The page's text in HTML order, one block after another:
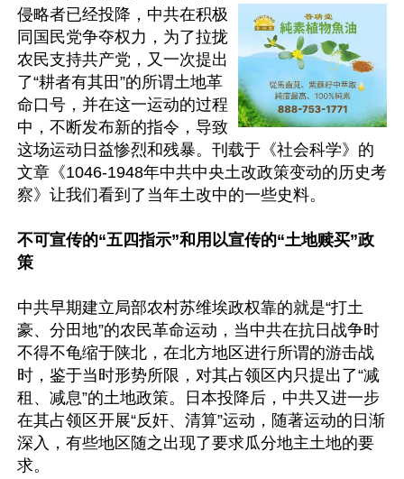
侵略者已经投降，中共在积极
同国民党争夺权力，为了拉拢
农民支持共产党，又一次提出
了“耕者有其田”的所谓土地革
命口号，并在这一运动的过程
中，不断发布新的指令，导致
这场运动日益惨烈和残暴。刊载于《社会科学》的
文章《1046-1948年中共中央土改政策变动的历史考
察》让我们看到了当年土改中的一些史料。
不可宣传的“五四指示”和用以宣传的“土地赎买”政
策
中共早期建立局部农村苏维埃政权靠的就是“打土
豪、分田地”的农民革命运动，当中共在抗日战争时
不得不龟缩于陕北，在北方地区进行所谓的游击战
时，鉴于当时形势所限，对其占领区内只提出了“减
租、减息”的土地政策。日本投降后，中共又进一步
在其占领区开展“反奸、清算”运动，随著运动的日渐
深入，有些地区随之出现了要求瓜分地主土地的要
求。